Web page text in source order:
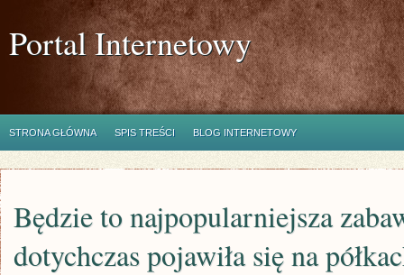
Portal Internetowy
STRONA GŁÓWNA SPIS TREŚCI BLOG INTERNETOWY
Będzie to najpopularniejsza
dotychczas pojawiła się na